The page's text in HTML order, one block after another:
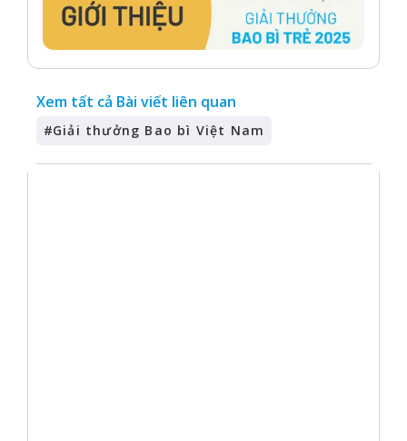
Xem tất cả Bài viết liên quan
#Giải thưởng Bao bì Việt Nam